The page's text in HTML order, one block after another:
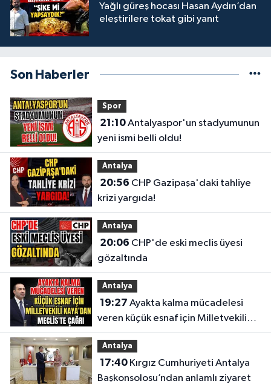
Yağlı güreş hocası Hasan Aydın’dan
eleştirilere tokat gibi yanıt
Son Haberler
Spor
21:10Antalyaspor'un stadyumunun
yeni ismi belli oldu!
Antalya
20:56
krizi yargıda!
Antalya
20:06
gözaltında
Antalya
19:27
veren küçük esnaf için Milletvekili
Kaya'dan Meclis'te çağrı
Antalya
17:40Kırgız Cumhuriyeti Antalya
Başkonsolosu’ndan anlamlı ziyaret